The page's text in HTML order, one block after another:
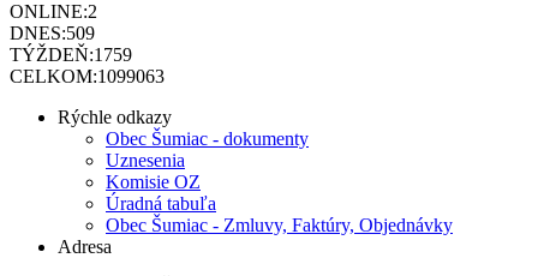
ONLINE:2
DNES:509
TÝŽDEŇ:1759
CELKOM:1099063
Rýchle odkazy
Obec Šumiac - dokumenty
Uznesenia
Komisie OZ
Úradná tabuľa
Obec Šumiac - Zmluvy, Faktúry, Objednávky
Adresa